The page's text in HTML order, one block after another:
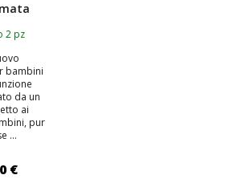
2 pz
bambini
da un
ai
pur
...
€